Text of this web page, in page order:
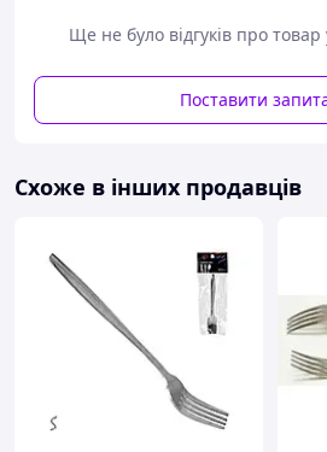
цінами.Ще не було відгуків про
Поставити
Схоже в інших продавців